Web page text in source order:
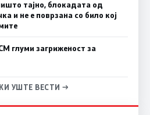
тајно, блокадата од
и не е поврзана со било кој
загриженост за
УШТЕ ВЕСТИ →